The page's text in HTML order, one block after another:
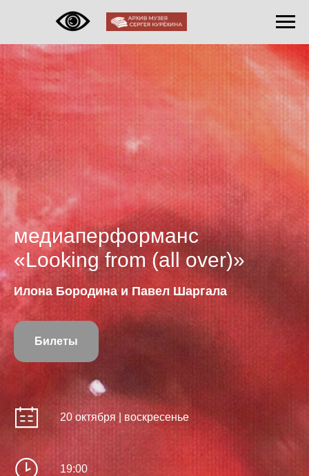
медиаперформанс
«Looking from (all over)»
Илона Бородина и Павел Шаргала
Билеты
20 октября | воскресенье
19:00